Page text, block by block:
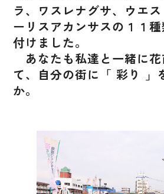
ラ、ワスレナグサ、ウエ
ーリスアカンサスの１１
付けました。
あなたも私達と一緒に花
て、自分の街に「 彩り 」
か。